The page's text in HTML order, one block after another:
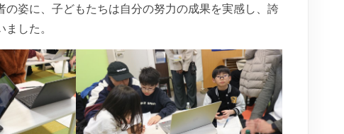
の姿に、子どもたちは自分の努力の成果を実感し、誇
した。